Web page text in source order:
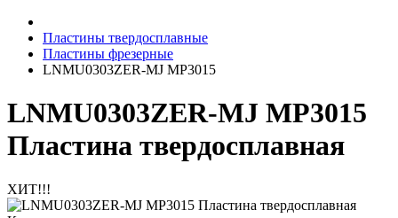
Пластины твердосплавные
Пластины фрезерные
LNMU0303ZER-MJ MP3015
LNMU0303ZER-MJ MP3015
Пластина твердосплавная
ХИТ!!!